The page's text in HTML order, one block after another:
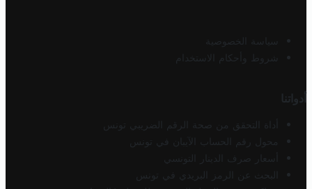
سياسة الخصوصية
شروط وأحكام الاستخدام
أدواتنا
أداة التحقق من صحة الرقم الضريبي تونس
محول رقم الحساب الآيبان في تونس
أسعار صرف الدينار التونسي
البحث عن الرمز البريدي في تونس